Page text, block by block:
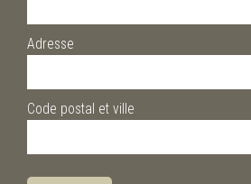
Adresse
Code postal et ville